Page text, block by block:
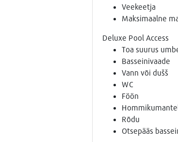
Veekeetja
Maksimaalne
Deluxe Pool Access
Toa suurus
Basseinivaade
Vann või dušš
WC
Föön
Rõdu
Otsepääs